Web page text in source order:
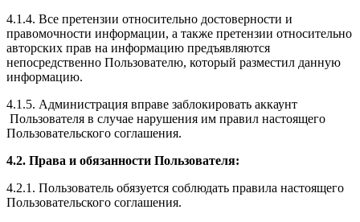
4.1.4. Все претензии относительно достоверности и
правомочности информации, а также претензии относительно
авторских прав на информацию предъявляются
непосредственно Пользователю, который разместил данную
информацию.
4.1.5. Администрация вправе заблокировать аккаунт
Пользователя в случае нарушения им правил настоящего
Пользовательского соглашения.
4.2. Права и обязанности Пользователя:
4.2.1. Пользователь обязуется соблюдать правила настоящего
Пользовательского соглашения.